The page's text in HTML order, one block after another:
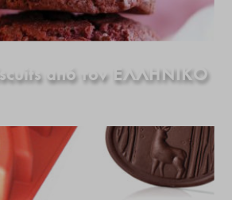
από τον ΕΛΛΗΝΙΚΟ